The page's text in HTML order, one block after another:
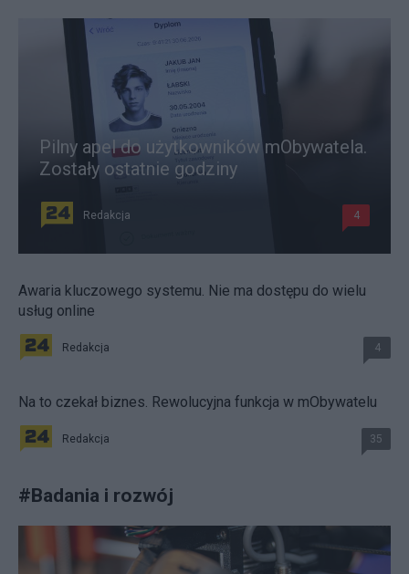
Pilny apel do użytkowników mObywatela.
Zostały ostatnie godziny
Redakcja 4
Awaria kluczowego systemu. Nie ma dostępu do wielu
usług online
Redakcja 4
Na to czekał biznes. Rewolucyjna funkcja w mObywatelu
Redakcja 35
#Badania i rozwój